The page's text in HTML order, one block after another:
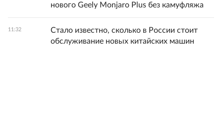
нового Geely Monjaro Plus без камуфляжа
11:32
Стало известно, сколько в России стоит
обслуживание новых китайских машин